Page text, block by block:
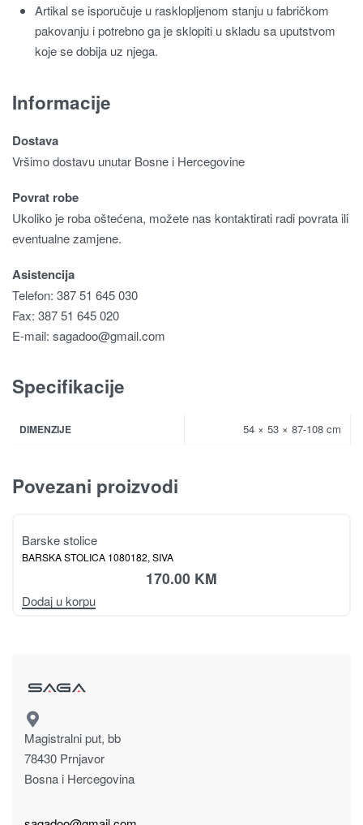
Artikal se isporučuje u rasklopljenom stanju u fabričkom
pakovanju i potrebno ga je sklopiti u skladu sa uputstvom
koje se dobija uz njega.
Informacije
Dostava
Vršimo dostavu unutar Bosne i Hercegovine
Povrat robe
Ukoliko je roba oštećena, možete nas kontaktirati radi povrata ili
eventualne zamjene.
Asistencija
Telefon: 387 51 645 030
Fax: 387 51 645 020
E-mail: sagadoo@gmail.com
Specifikacije
DIMENZIJE 54 × 53 × 87-108 cm
Povezani proizvodi